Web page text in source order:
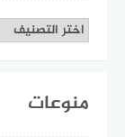
تصنيفات
منوعات